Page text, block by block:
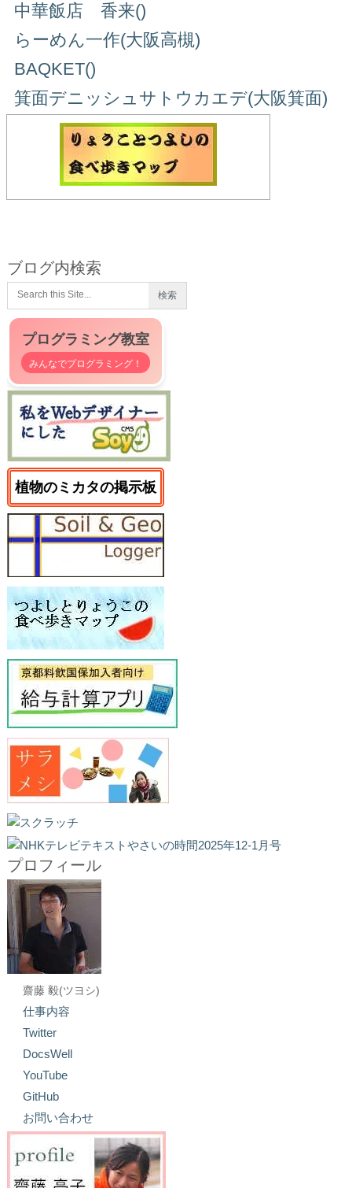
中華飯店 香来()
らーめん一作(大阪高槻)
BAQKET()
箕面デニッシュサトウカエデ(大阪箕面)
ブログ内検索
プログラミング教室
みんなでプログラミング！
植物のミカタの掲示板
プロフィール
齋藤 毅(ツヨシ)
仕事内容
Twitter
DocsWell
YouTube
GitHub
お問い合わせ